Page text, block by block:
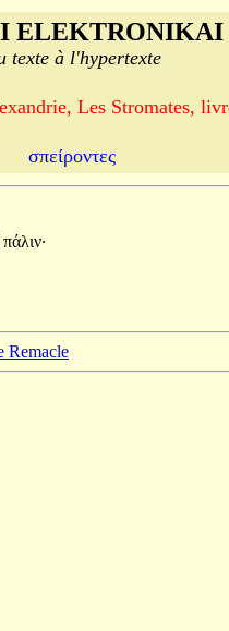
ELEKTRONIKAI
texte à l'hypertexte
Les Stromates,
σπείροντες
πάλιν·
Remacle